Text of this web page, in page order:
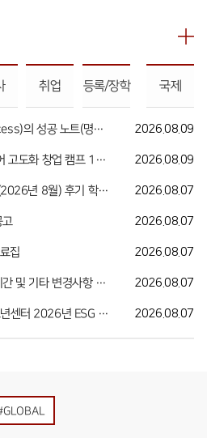
2026 BTS(Blueprint To Success)의 성공 노트(명사 초청 특강) : 마인드 마이너 송길영 작가 2026.08.09
「모두의 창업 2기」 대비 아이디어 고도화 창업 캠프 1차 참가자 모집 2026.08.09
[졸업준비위원회] 2025학년도(2026년 8월) 후기 학위수여 학사복 대여 및 상시 대여 안내 2026.08.07
고 2026.08.07
집 2026.08.07
2026학년도 2학기 학부 강의시간 및 기타 변경사항 안내 2026.08.07
[용산구시설관리공단] 용산청소년센터 2026년 ESG 축제 기획단 모집 2026.08.07
취업 등록/장학 국제